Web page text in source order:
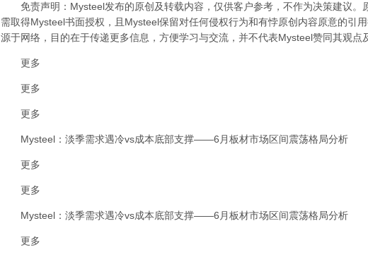
免责声明：Mysteel发布的原创及转载内容，仅供客户参考，不作为决策建议。
需取得Mysteel书面授权，且Mysteel保留对任何侵权行为和有悖原创内容原意的引
源于网络，目的在于传递更多信息，方便学习与交流，并不代表Mysteel赞同其观点
更多
更多
更多
Mysteel：淡季需求遇冷vs成本底部支撑——6月板材市场区间震荡格局分析
更多
更多
Mysteel：淡季需求遇冷vs成本底部支撑——6月板材市场区间震荡格局分析
更多